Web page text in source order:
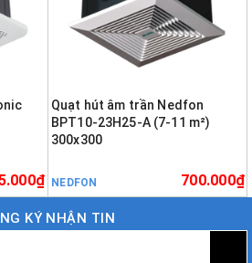
Quạt hút âm trần Nedfon
BPT10-23H25-A (7-11 m²)
300x300
NEDFON 700.000₫
KÝ NHẬN TIN